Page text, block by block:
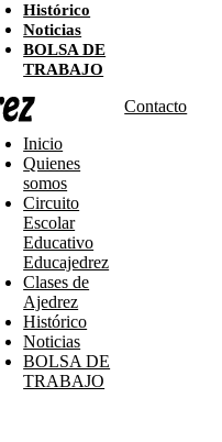
Histórico
Noticias
BOLSA DE
TRABAJO
Inicio
Quienes
somos
Circuito
Escolar
Educativo
Educajedrez
Clases de
Ajedrez
Histórico
Noticias
BOLSA DE
TRABAJO
Contacto